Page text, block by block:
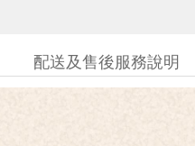
配送及售後服務說明